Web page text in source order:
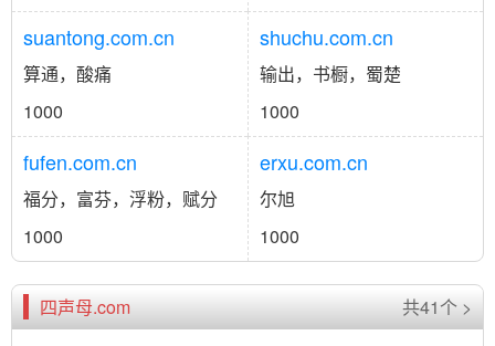
suantong.com.cn
算通，酸痛
1000
shuchu.com.cn
输出，书橱，蜀楚
1000
fufen.com.cn
福分，富芬，浮粉，赋分
1000
erxu.com.cn
尔旭
1000
四声母.com 共41个 >